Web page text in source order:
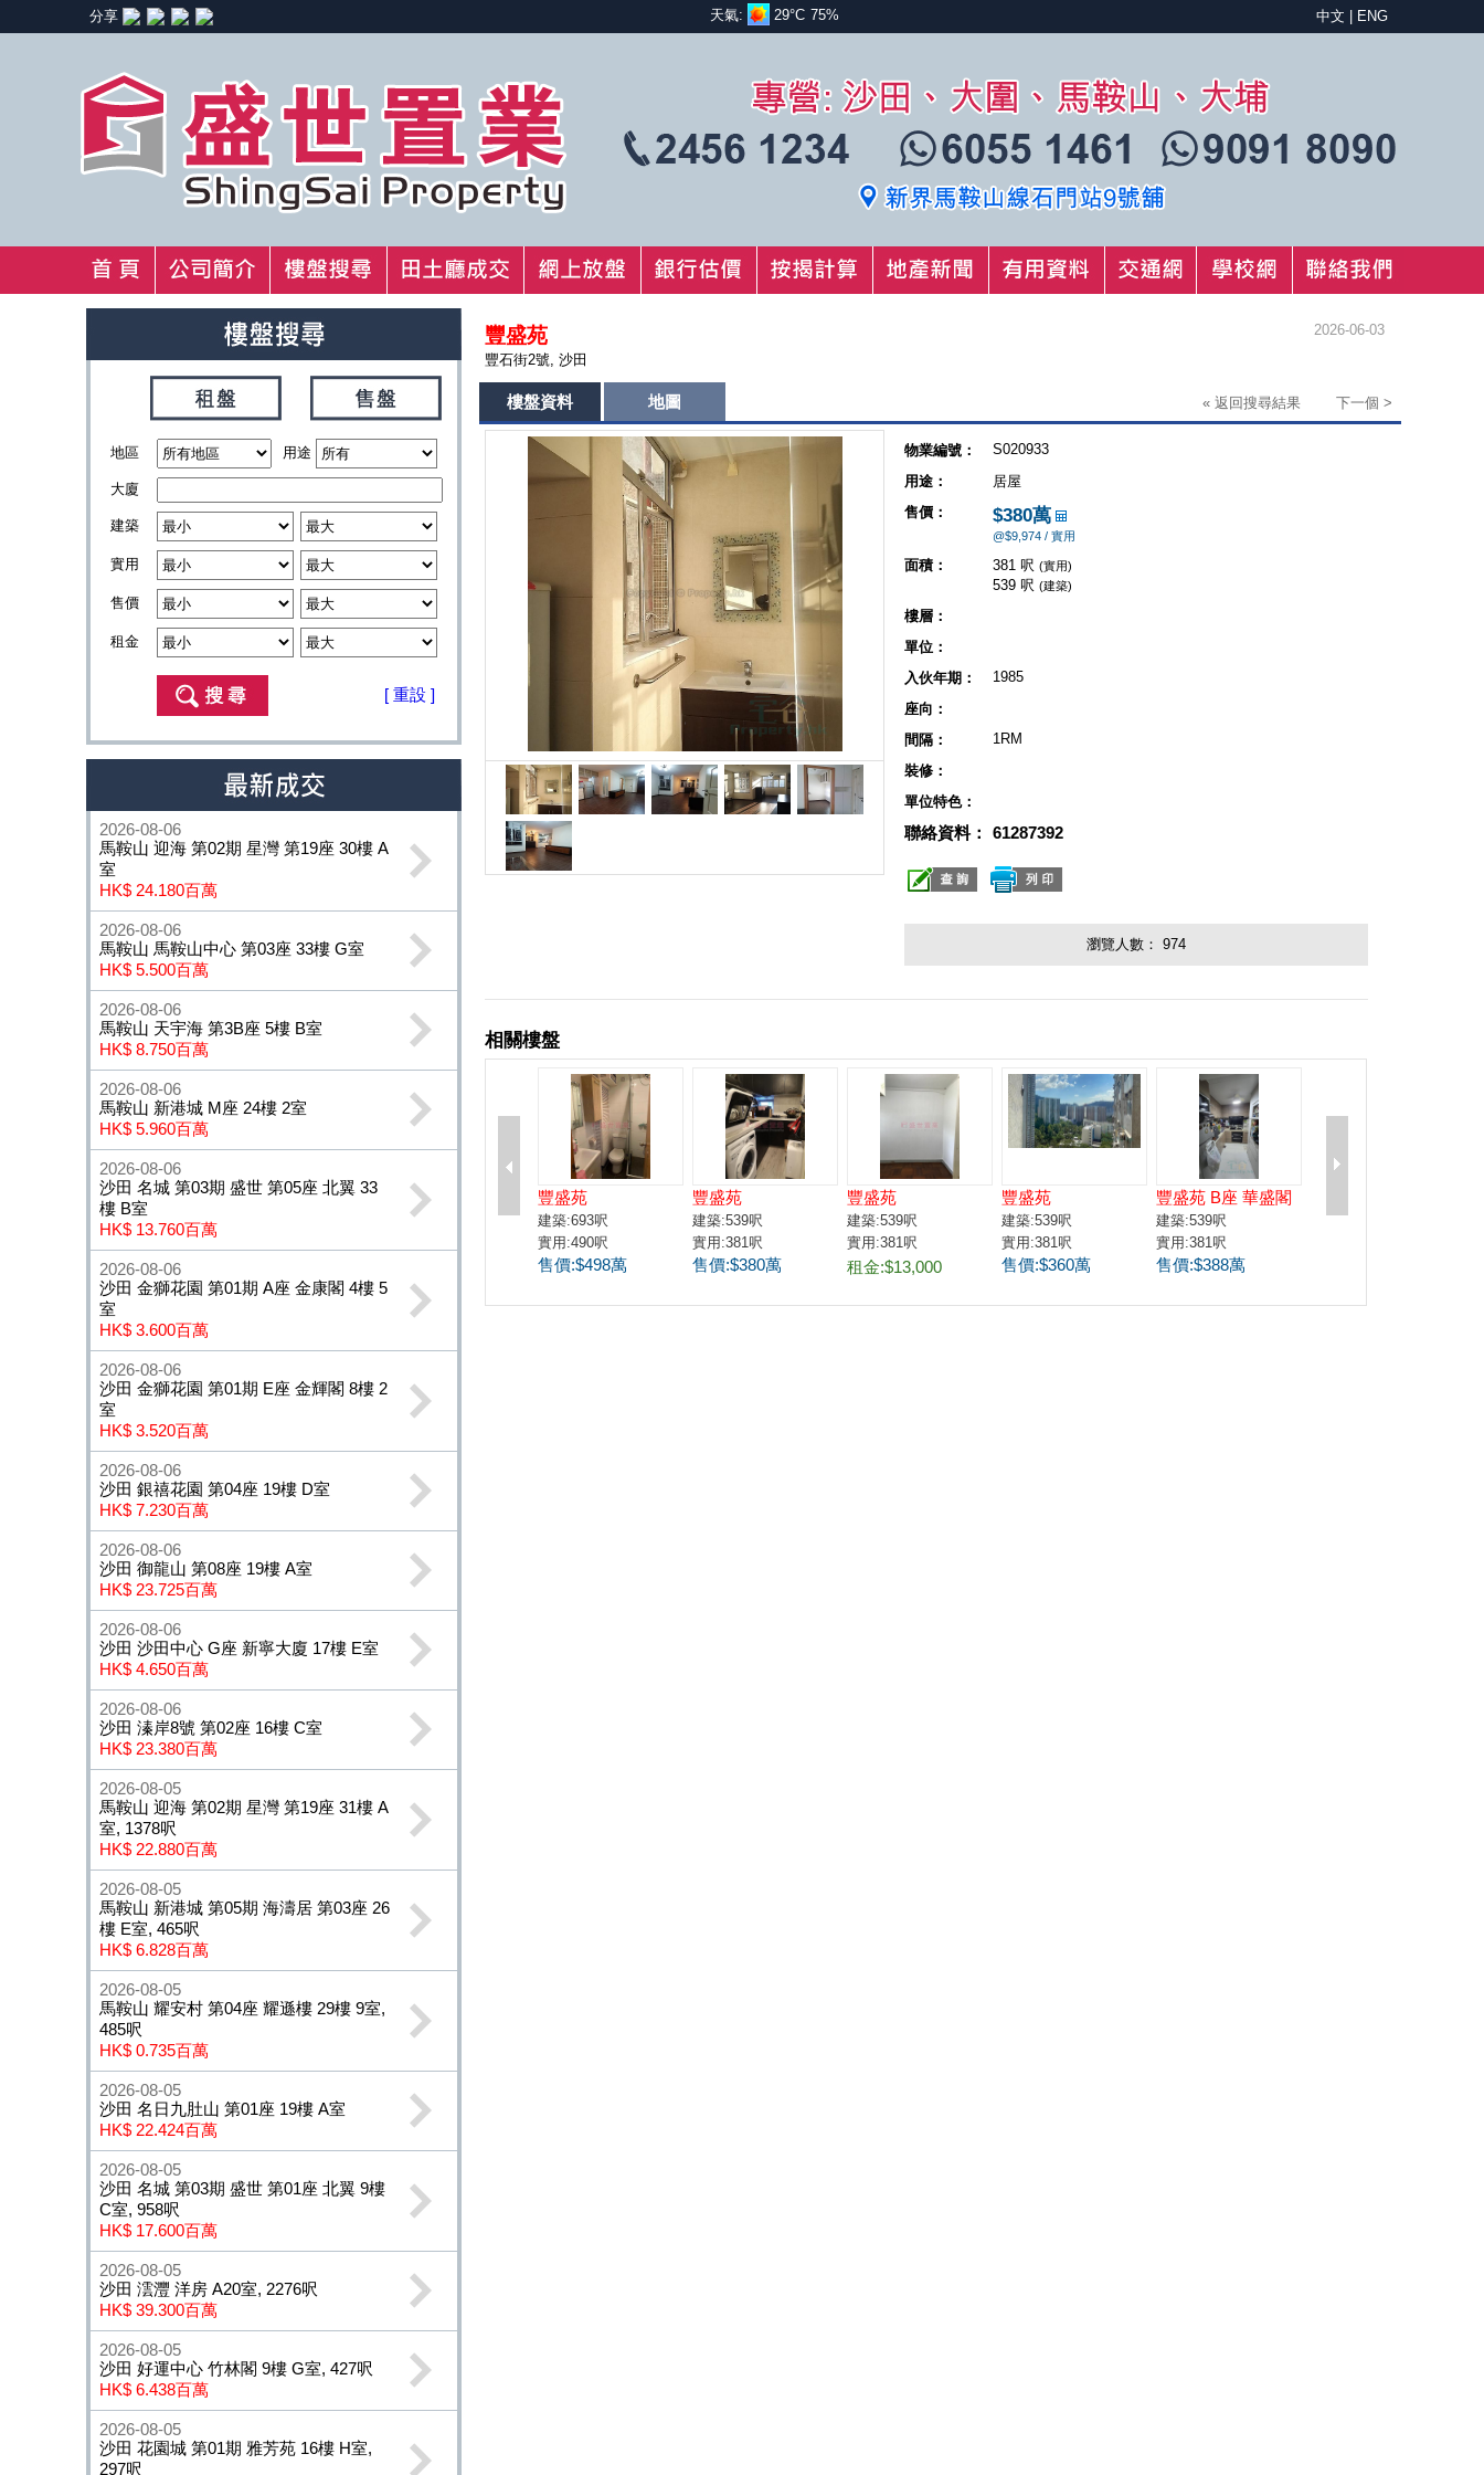
分享 天氣: 29°C 75% 中文 ENG
地區 用途
大廈
建築
實用
售價
租金
[ 重設 ]
2026-08-06
馬鞍山 迎海 第02期 星灣 第19座 30樓 A
室
HK$ 24.180百萬
2026-08-06
馬鞍山 馬鞍山中心 第03座 33樓 G室
HK$ 5.500百萬
2026-08-06
馬鞍山 天宇海 第3B座 5樓 B室
HK$ 8.750百萬
2026-08-06
馬鞍山 新港城 M座 24樓 2室
HK$ 5.960百萬
2026-08-06
沙田 名城 第03期 盛世 第05座 北翼 33
樓 B室
HK$ 13.760百萬
2026-08-06
沙田 金獅花園 第01期 A座 金康閣 4樓 5
室
HK$ 3.600百萬
2026-08-06
沙田 金獅花園 第01期 E座 金輝閣 8樓 2
室
HK$ 3.520百萬
2026-08-06
沙田 銀禧花園 第04座 19樓 D室
HK$ 7.230百萬
2026-08-06
沙田 御龍山 第08座 19樓 A室
HK$ 23.725百萬
2026-08-06
沙田 沙田中心 G座 新寧大廈 17樓 E室
HK$ 4.650百萬
2026-08-06
沙田 溱岸8號 第02座 16樓 C室
HK$ 23.380百萬
2026-08-05
馬鞍山 迎海 第02期 星灣 第19座 31樓 A
室, 1378呎
HK$ 22.880百萬
2026-08-05
馬鞍山 新港城 第05期 海濤居 第03座 26
樓 E室, 465呎
HK$ 6.828百萬
2026-08-05
馬鞍山 耀安村 第04座 耀遜樓 29樓 9室,
485呎
HK$ 0.735百萬
2026-08-05
沙田 名日九肚山 第01座 19樓 A室
HK$ 22.424百萬
2026-08-05
沙田 名城 第03期 盛世 第01座 北翼 9樓
C室, 958呎
HK$ 17.600百萬
2026-08-05
沙田 澐灃 洋房 A20室, 2276呎
HK$ 39.300百萬
2026-08-05
沙田 好運中心 竹林閣 9樓 G室, 427呎
HK$ 6.438百萬
2026-08-05
沙田 花園城 第01期 雅芳苑 16樓 H室,
297呎
豐盛苑
2026-06-03
豐石街2號, 沙田
樓盤資料 地圖 « 返回搜尋結果 下一個 >
物業編號：
S020933
用途：
居屋
售價：
$380萬
@$9,974 / 實用
面積： 381 呎 (實用)
539 呎 (建築)
樓層：
單位：
入伙年期：
1985
座向：
間隔：
1RM
裝修：
單位特色：
聯絡資料： 61287392
瀏覽人數： 974